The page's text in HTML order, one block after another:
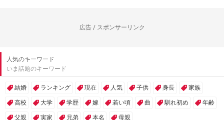
広告 / スポンサーリンク
人気のキーワード
いま話題のキーワード
結婚 ランキング 現在 人気 子供 身長 家族
高校 大学 学歴 嫁 若い頃 曲 馴れ初め 年齢
父親 実家 兄弟 本名 母親